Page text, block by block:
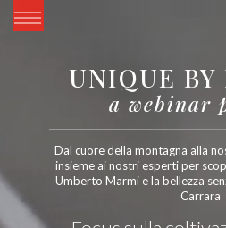
UNIQUE BY
a webinar
Dal cuore della montagna alla
insieme ai nostri esperti per
Umberto Marmi e la bellezza
Carrara